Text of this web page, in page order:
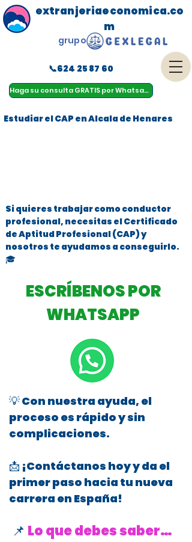
Haga su consulta GRATIS por Whatsapp
menu
extranjeriaeconomica.co
m
📞624 25 87 60
grupo
Estudiar el CAP en Alcala de Henares
Si quieres trabajar como conductor
profesional, necesitas el Certificado
de Aptitud Profesional (CAP) y
nosotros te ayudamos a conseguirlo.
🎓
ESCRÍBENOS POR
WHATSAPP
💡 Con nuestra ayuda, el
proceso es rápido y sin
complicaciones.
📩 ¡Contáctanos hoy y da el
primer paso hacia tu nueva
carrera en España!
📌 Lo que debes saber…